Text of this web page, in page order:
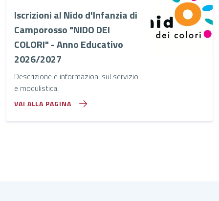
Iscrizioni al Nido d'Infanzia di
Camporosso "NIDO DEI
COLORI" - Anno Educativo
2026/2027
Descrizione e informazioni sul servizio
e modulistica.
VAI ALLA PAGINA